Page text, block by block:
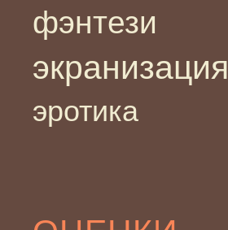
фэнтези
экранизация
эротика